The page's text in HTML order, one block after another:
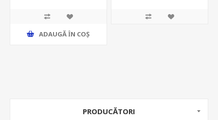
ADAUGĂ ȊN COŞ
DETECTIE MICROUNDE
PRODUCĂTORI